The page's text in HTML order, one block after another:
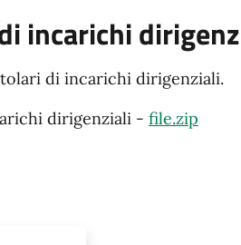
incarichi
di incarichi dirigenziali.
dirigenziali - file.zip